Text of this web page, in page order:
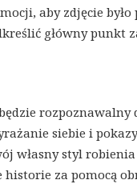
aby zdjęcie było
główny punkt
rozpoznawalny
siebie i
własny styl
za pomocą